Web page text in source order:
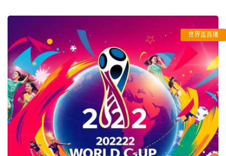
世界盃直播